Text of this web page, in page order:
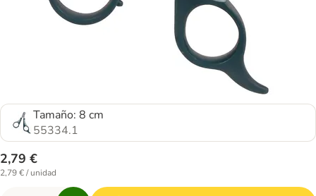
Tamaño: 8 cm
55334.1
2,79 €
2,79 € / unidad